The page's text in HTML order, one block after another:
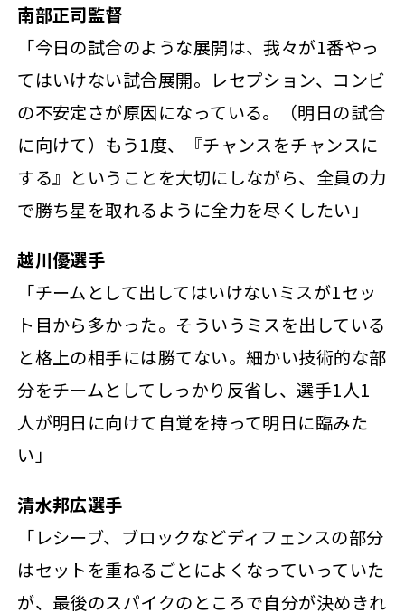
南部正司監督
「今日の試合のような展開は、我々が1番やっ
てはいけない試合展開。レセプション、コンビ
の不安定さが原因になっている。（明日の試合
に向けて）もう1度、『チャンスをチャンスに
する』ということを大切にしながら、全員の力
で勝ち星を取れるように全力を尽くしたい」
越川優選手
「チームとして出してはいけないミスが1セッ
ト目から多かった。そういうミスを出している
と格上の相手には勝てない。細かい技術的な部
分をチームとしてしっかり反省し、選手1人1
人が明日に向けて自覚を持って明日に臨みた
い」
清水邦広選手
「レシーブ、ブロックなどディフェンスの部分
はセットを重ねるごとによくなっていっていた
が、最後のスパイクのところで自分が決めきれ